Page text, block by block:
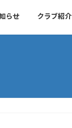
らせ クラブ紹介